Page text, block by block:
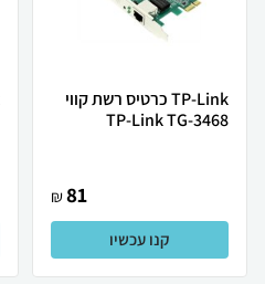
TP-Link כרטיס רשת קווי
TP-Link TG-3468
81
₪
קנו עכשיו